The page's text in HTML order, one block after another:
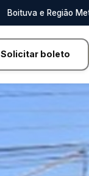
Boituva e Região
Solicitar boleto